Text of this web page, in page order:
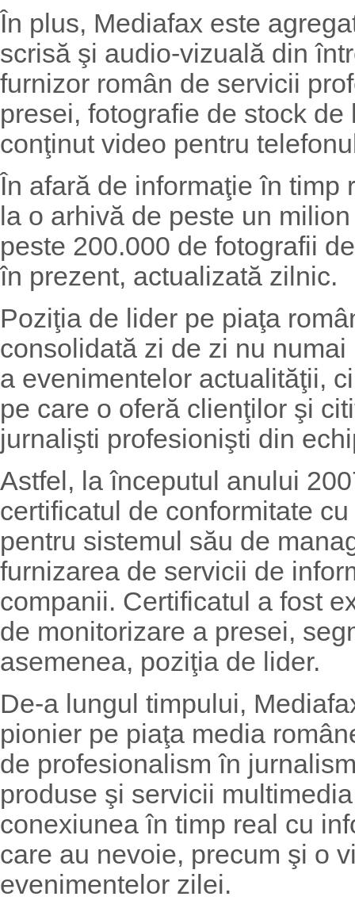
În plus, Mediafax este
scrisă şi audio-vizuală din
furnizor român de servicii
presei, fotografie de stock
conţinut video pentru
În afară de informaţie în timp
la o arhivă de peste un
peste 200.000 de fotografii
în prezent, actualizată zilnic.
Poziţia de lider pe piaţa
consolidată zi de zi nu
a evenimentelor actualităţii,
pe care o oferă clienţilor şi
jurnalişti profesionişti din
Astfel, la începutul anului
certificatul de conformitate
pentru sistemul său de
furnizarea de servicii de
companii. Certificatul a fost
de monitorizare a presei,
asemenea, poziţia de lider.
De-a lungul timpului,
pionier pe piaţa media
de profesionalism în
produse şi servicii
conexiunea în timp real cu
care au nevoie, precum şi o
evenimentelor zilei.